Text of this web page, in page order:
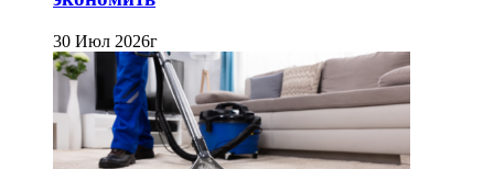
30 Июл 2026г